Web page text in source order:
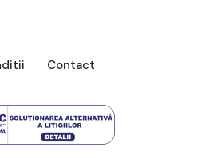
Contact